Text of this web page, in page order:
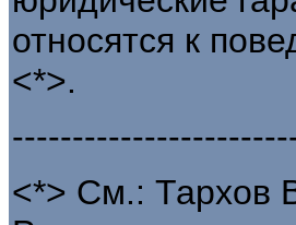
относятся к
<*>.
<*> См.: Тархов